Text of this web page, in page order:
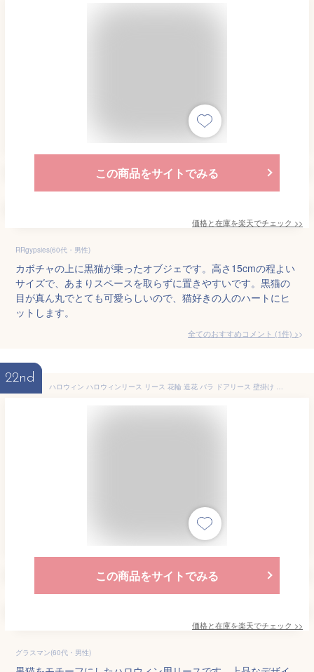
この商品をサイトでみる
価格と在庫を楽天でチェック >>
RRgypsies(60代・男性)
カボチャの上に黒猫が乗ったオブジェです。高さ15cmの程よい
サイズで、あまりスペースを取らずに置きやすいです。黒猫の
目が真ん丸でとても可愛らしいので、猫好きの人のハートにヒ
ットします。
全てのおすすめコメント (1件) >
22nd
ハロウィン ハロウィンリース リース 花輪 造花 バラ ドアリース 壁掛け 玄関リース ローズ ブラック 黒猫 ベリー ガーランド 店舗 玄関 壁掛け 庭園 飾り フラワーギフト クリスマス ハロウィン リース 4タイプ選択可能
この商品をサイトでみる
価格と在庫を楽天でチェック >>
グラスマン(60代・男性)